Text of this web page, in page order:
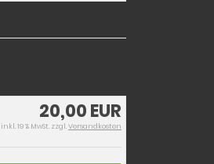
20,00 EUR
inkl. 19 % MwSt. zzgl.Versandkosten